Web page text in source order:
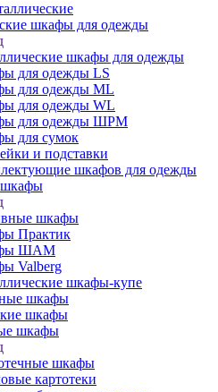
шкафы для одежды
шкафы для одежды
для одежды LS
для одежды ML
для одежды WL
для одежды ШРМ
для сумок
и подставки
шкафов для одежды
шкафы
Практик
ШАМ
Valberg
шкафы-купе
шкафы
шкафы
шкафы
шкафы
картотеки